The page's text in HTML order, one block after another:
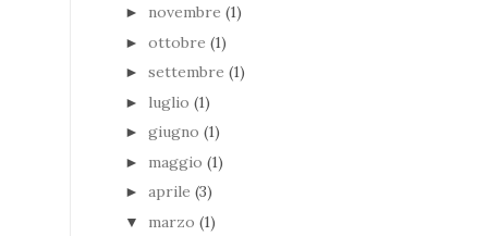
► novembre (1)
► ottobre (1)
► settembre (1)
► luglio (1)
► giugno (1)
► maggio (1)
► aprile (3)
▼ marzo (1)